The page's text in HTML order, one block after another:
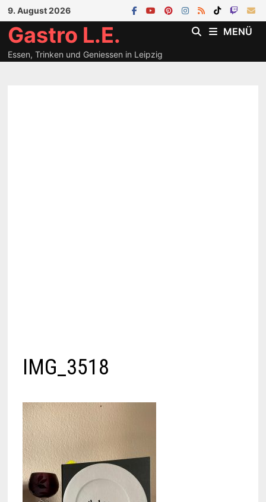
Zum
Inhalt
springen
9. August 2026
Gastro L.E.
Essen, Trinken und Geniessen in Leipzig
MENÜ
IMG_3518